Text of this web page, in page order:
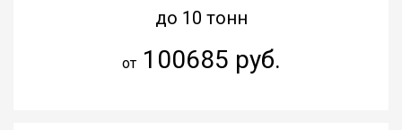
до 10 тонн
от100685 руб.